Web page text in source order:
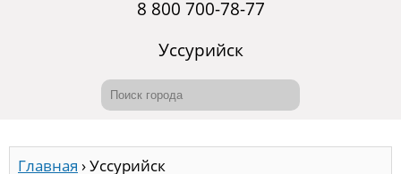
8 800 700-78-77
Уссурийск
Главная ›Уссурийск